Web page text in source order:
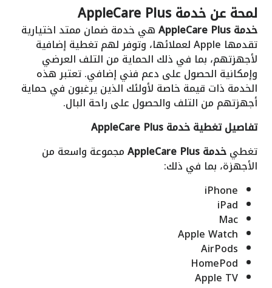
لمحة عن خدمة AppleCare Plus
خدمة AppleCare Plus هي خدمة ضمان ممتد اختيارية
تقدمها Apple لعملائها، وتوفر لهم تغطية إضافية
لأجهزتهم، بما في ذلك الحماية من التلف العرضي
وإمكانية الحصول على دعم فني إضافي. تعتبر هذه
الخدمة ذات قيمة خاصة لأولئك الذين يرغبون في حماية
أجهزتهم من التلف والحصول على راحة البال.
تفاصيل تغطية خدمة AppleCare Plus
تغطيخدمة AppleCare Plus مجموعة واسعة من
الأجهزة، بما في ذلك:
iPhone
iPad
Mac
Apple Watch
AirPods
HomePod
Apple TV